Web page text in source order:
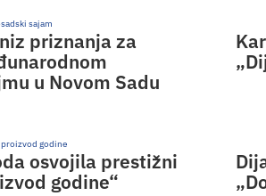
priznanja za
u Novom Sadu
osvojila prestižni
godine“